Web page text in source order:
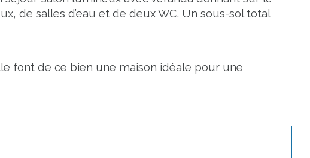
de salles d’eau et de deux WC. Un sous-sol total
font de ce bien une maison idéale pour une